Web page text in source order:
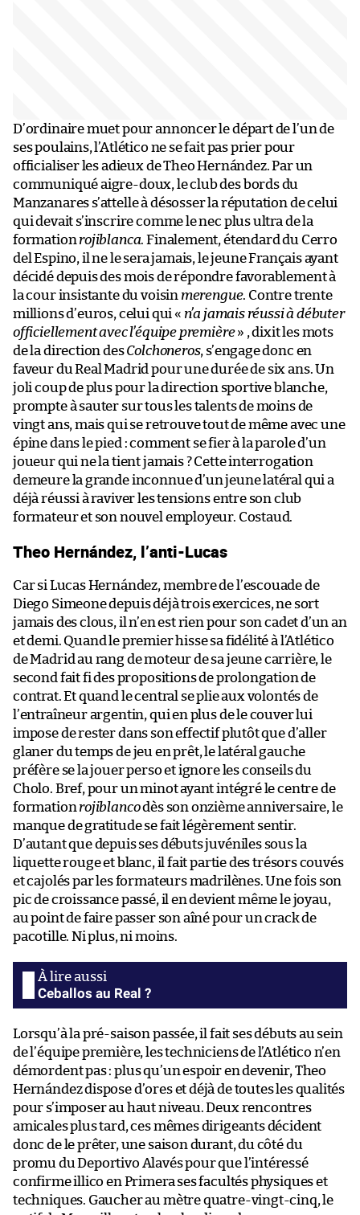
D’ordinaire muet pour annoncer le départ de l’un de
ses poulains, l’Atlético ne se fait pas prier pour
officialiser les adieux de Theo Hernández. Par un
communiqué aigre-doux, le club des bords du
Manzanares s’attelle à désosser la réputation de celui
qui devait s’inscrire comme le nec plus ultra de la
formation rojiblanca. Finalement, étendard du Cerro
del Espino, il ne le sera jamais, le jeune Français ayant
décidé depuis des mois de répondre favorablement à
la cour insistante du voisin merengue. Contre trente
millions d’euros, celui qui « n’a jamais réussi à débuter
officiellement avec l’équipe première» , dixit les mots
de la direction desColchoneros, s’engage donc en
faveur du Real Madrid pour une durée de six ans. Un
joli coup de plus pour la direction sportive blanche,
prompte à sauter sur tous les talents de moins de
vingt ans, mais qui se retrouve tout de même avec une
épine dans le pied : comment se fier à la parole d’un
joueur qui ne la tient jamais ? Cette interrogation
demeure la grande inconnue d’un jeune latéral qui a
déjà réussi à raviver les tensions entre son club
formateur et son nouvel employeur. Costaud.
Theo Hernández, l’anti-Lucas
Car si Lucas Hernández, membre de l’escouade de
Diego Simeone depuis déjà trois exercices, ne sort
jamais des clous, il n’en est rien pour son cadet d’un an
et demi. Quand le premier hisse sa fidélité à l’Atlético
de Madrid au rang de moteur de sa jeune carrière, le
second fait fi des propositions de prolongation de
contrat. Et quand le central se plie aux volontés de
l’entraîneur argentin, qui en plus de le couver lui
impose de rester dans son effectif plutôt que d’aller
glaner du temps de jeu en prêt, le latéral gauche
préfère se la jouer perso et ignore les conseils du
Cholo. Bref, pour un minot ayant intégré le centre de
formation rojiblancodès son onzième anniversaire, le
manque de gratitude se fait légèrement sentir.
D’autant que depuis ses débuts juvéniles sous la
liquette rouge et blanc, il fait partie des trésors couvés
et cajolés par les formateurs madrilènes. Une fois son
pic de croissance passé, il en devient même le joyau,
au point de faire passer son aîné pour un crack de
pacotille. Ni plus, ni moins.
Ceballos au Real ?
Lorsqu’à la pré-saison passée, il fait ses débuts au sein
de l’équipe première, les techniciens de l’Atlético n’en
démordent pas : plus qu’un espoir en devenir, Theo
Hernández dispose d’ores et déjà de toutes les qualités
pour s’imposer au haut niveau. Deux rencontres
amicales plus tard, ces mêmes dirigeants décident
donc de le prêter, une saison durant, du côté du
promu du Deportivo Alavés pour que l’intéressé
confirme illico en Primera ses facultés physiques et
techniques. Gaucher au mètre quatre-vingt-cinq, le